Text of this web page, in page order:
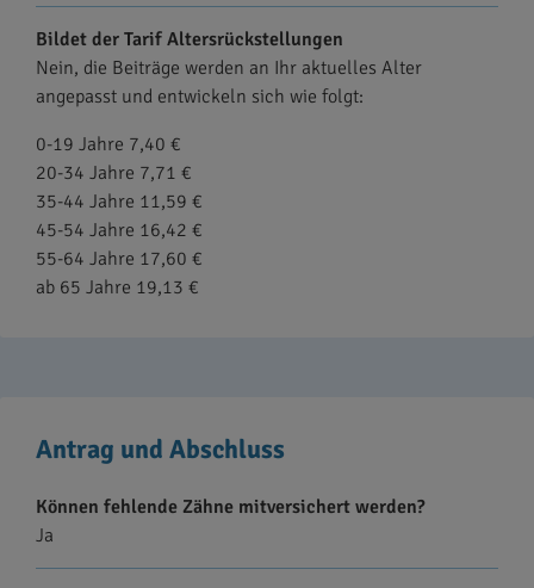
Bildet der Tarif Altersrückstellungen
Nein, die Beiträge werden an Ihr aktuelles Alter
angepasst und entwickeln sich wie folgt:
0-19 Jahre 7,40 €
20-34 Jahre 7,71 €
35-44 Jahre 11,59 €
45-54 Jahre 16,42 €
55-64 Jahre 17,60 €
ab 65 Jahre 19,13 €
Antrag und Abschluss
Können fehlende Zähne mitversichert werden?
Ja